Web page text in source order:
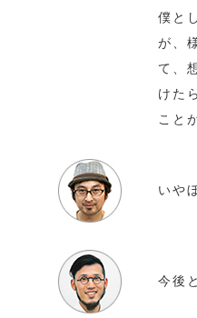
僕と
が、
て、
けた
こと
いや
今後